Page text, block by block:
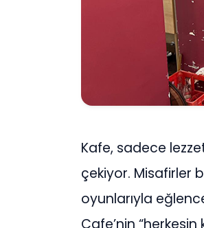
Kafe, sadece
çekiyor. Misafirler
oyunlarıyla
Cafe’nin